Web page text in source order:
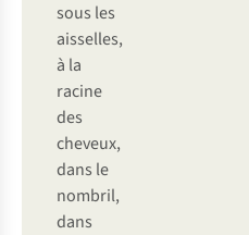
sous les
aisselles,
à la
racine
des
cheveux,
dans le
nombril,
dans